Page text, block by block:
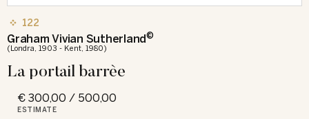
122
Graham Vivian Sutherland©
(Londra, 1903 - Kent, 1980)
La portail barrèe
€ 300,00 / 500,00
ESTIMATE